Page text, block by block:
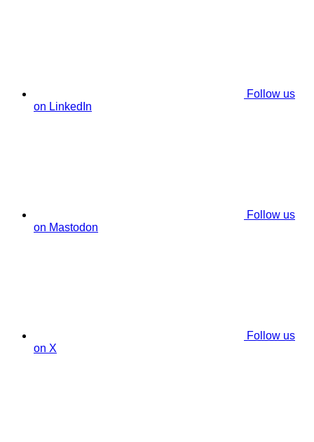
Follow us
on LinkedIn
Follow us
on Mastodon
Follow us
on X